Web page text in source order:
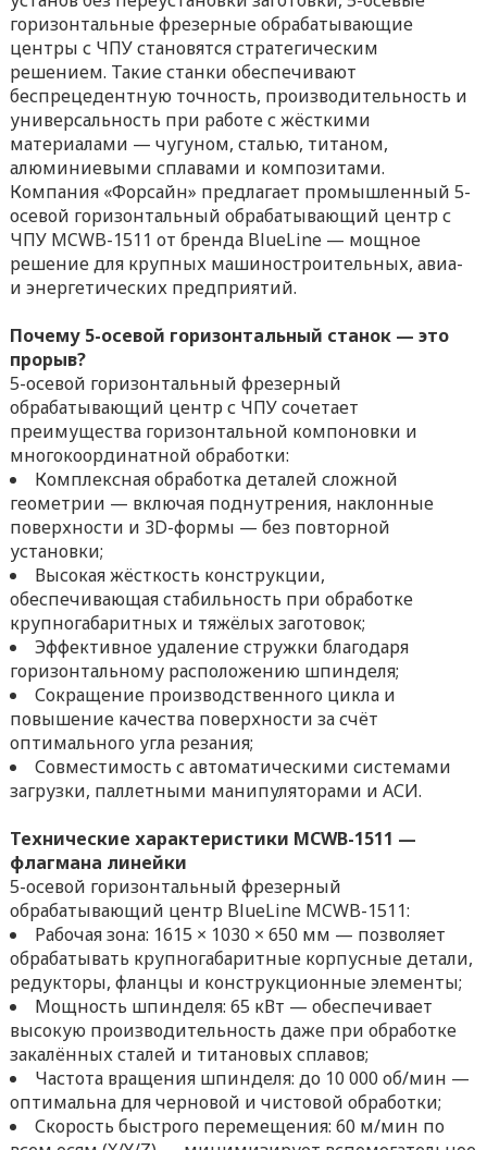
горизонтальные фрезерные обрабатывающие
центры с ЧПУ становятся стратегическим
решением. Такие станки обеспечивают
беспрецедентную точность, производительность и
универсальность при работе с жёсткими
материалами — чугуном, сталью, титаном,
алюминиевыми сплавами и композитами.
Компания «Форсайн» предлагает промышленный 5-
осевой горизонтальный обрабатывающий центр с
ЧПУ MCWB-1511 от бренда BlueLine — мощное
решение для крупных машиностроительных, авиа-
и энергетических предприятий.
Почему 5-осевой горизонтальный станок — это
прорыв?
5-осевой горизонтальный фрезерный
обрабатывающий центр с ЧПУ сочетает
преимущества горизонтальной компоновки и
многокоординатной обработки:
Комплексная обработка деталей сложной
геометрии — включая поднутрения, наклонные
поверхности и 3D-формы — без повторной
установки;
Высокая жёсткость конструкции,
обеспечивающая стабильность при обработке
крупногабаритных и тяжёлых заготовок;
Эффективное удаление стружки благодаря
горизонтальному расположению шпинделя;
Сокращение производственного цикла и
повышение качества поверхности за счёт
оптимального угла резания;
Совместимость с автоматическими системами
загрузки, паллетными манипуляторами и АСИ.
Технические характеристики MCWB-1511 —
флагмана линейки
5-осевой горизонтальный фрезерный
обрабатывающий центр BlueLine MCWB-1511:
Рабочая зона: 1615 × 1030 × 650 мм — позволяет
обрабатывать крупногабаритные корпусные детали,
редукторы, фланцы и конструкционные элементы;
Мощность шпинделя: 65 кВт — обеспечивает
высокую производительность даже при обработке
закалённых сталей и титановых сплавов;
Частота вращения шпинделя: до 10 000 об/мин —
оптимальна для черновой и чистовой обработки;
Скорость быстрого перемещения: 60 м/мин по